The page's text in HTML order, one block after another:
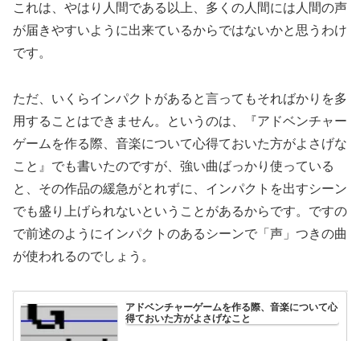
これは、やはり人間である以上、多くの人間には人間の声
が届きやすいように出来ているからではないかと思うわけ
です。
ただ、いくらインパクトがあると言ってもそればかりを多
用することはできません。というのは、『アドベンチャー
ゲームを作る際、音楽について心得ておいた方がよさげな
こと』でも書いたのですが、強い曲ばっかり使っている
と、その作品の緩急がとれずに、インパクトを出すシーン
でも盛り上げられないということがあるからです。ですの
で前述のようにインパクトのあるシーンで「声」つきの曲
が使われるのでしょう。
アドベンチャーゲームを作る際、音楽について心
得ておいた方がよさげなこと